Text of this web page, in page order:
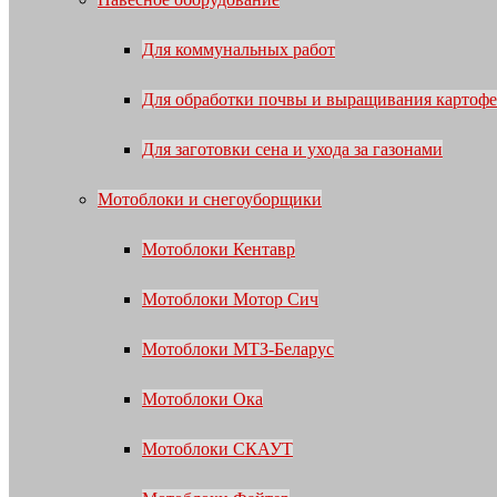
Для коммунальных работ
Для обработки почвы и выращивания
Для заготовки сена и ухода за газонами
Мотоблоки и снегоуборщики
Мотоблоки Кентавр
Мотоблоки Мотор Сич
Мотоблоки МТЗ-Беларус
Мотоблоки Ока
Мотоблоки СКАУТ